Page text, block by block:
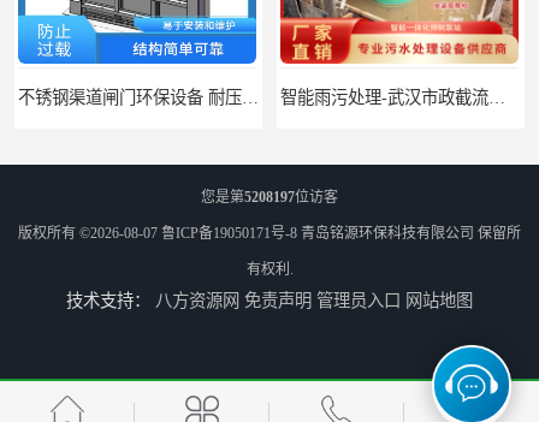
组合式预制泵站 组合式预制泵站 一体化雨污水泵站 铭源环保HMPP泵站
您是第5208197位访客
版权所有 ©2026-08-07 鲁ICP备19050171号-8 青岛铭源环保科技有限公司 保留所
有权利.
技术支持： 八方资源网 免责声明 管理员入口 网站地图